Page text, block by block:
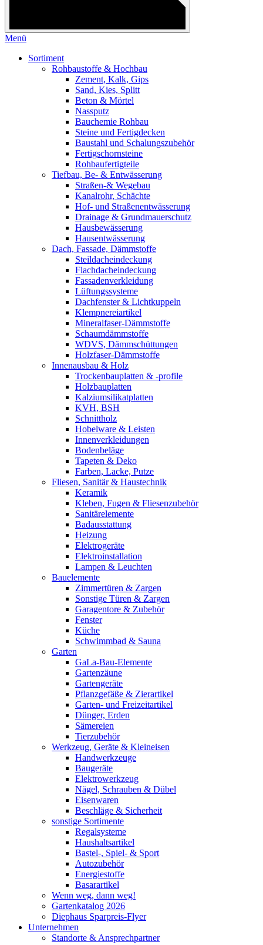
Menü
Sortiment
Rohbaustoffe & Hochbau
Zement, Kalk, Gips
Sand, Kies, Splitt
Beton & Mörtel
Nassputz
Bauchemie Rohbau
Steine und Fertigdecken
Baustahl und Schalungszubehör
Fertigschornsteine
Rohbaufertigteile
Tiefbau, Be- & Entwässerung
Straßen-& Wegebau
Kanalrohr, Schächte
Hof- und Straßenentwässerung
Drainage & Grundmauerschutz
Hausbewässerung
Hausentwässerung
Dach, Fassade, Dämmstoffe
Steildacheindeckung
Flachdacheindeckung
Fassadenverkleidung
Lüftungssysteme
Dachfenster & Lichtkuppeln
Klempnereiartikel
Mineralfaser-Dämmstoffe
Schaumdämmstoffe
WDVS, Dämmschüttungen
Holzfaser-Dämmstoffe
Innenausbau & Holz
Trockenbauplatten & -profile
Holzbauplatten
Kalziumsilikatplatten
KVH, BSH
Schnittholz
Hobelware & Leisten
Innenverkleidungen
Bodenbeläge
Tapeten & Deko
Farben, Lacke, Putze
Fliesen, Sanitär & Haustechnik
Keramik
Kleben, Fugen & Fliesenzubehör
Sanitärelemente
Badausstattung
Heizung
Elektrogeräte
Elektroinstallation
Lampen & Leuchten
Bauelemente
Zimmertüren & Zargen
Sonstige Türen & Zargen
Garagentore & Zubehör
Fenster
Küche
Schwimmbad & Sauna
Garten
GaLa-Bau-Elemente
Gartenzäune
Gartengeräte
Pflanzgefäße & Zierartikel
Garten- und Freizeitartikel
Dünger, Erden
Sämereien
Tierzubehör
Werkzeug, Geräte & Kleineisen
Handwerkzeuge
Baugeräte
Elektrowerkzeug
Nägel, Schrauben & Dübel
Eisenwaren
Beschläge & Sicherheit
sonstige Sortimente
Regalsysteme
Haushaltsartikel
Bastel-, Spiel- & Sport
Autozubehör
Energiestoffe
Basarartikel
Wenn weg, dann weg!
Gartenkatalog 2026
Diephaus Sparpreis-Flyer
Unternehmen
Standorte & Ansprechpartner